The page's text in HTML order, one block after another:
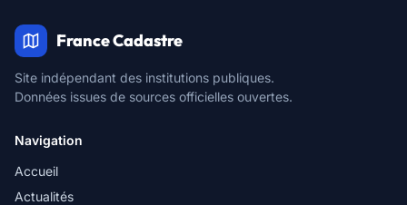
France Cadastre
Site indépendant des institutions publiques.
Données issues de sources officielles ouvertes.
Navigation
Accueil
Actualités